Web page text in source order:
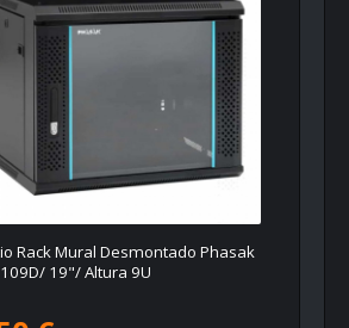
Rack Mural Desmontado Phasak
19"/ Altura 9U